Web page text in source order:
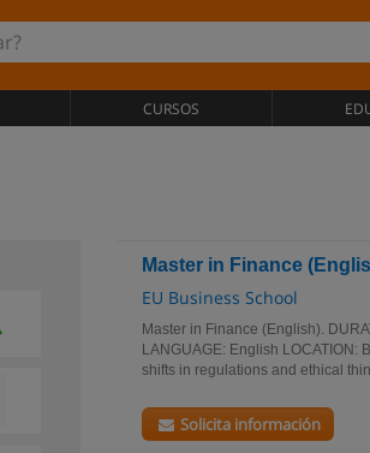
CURSOS
Master in Finance
EU Business School
Master in Finance (English).
LANGUAGE: English LOCATION:
shifts in regulations and ethical
Solicita información